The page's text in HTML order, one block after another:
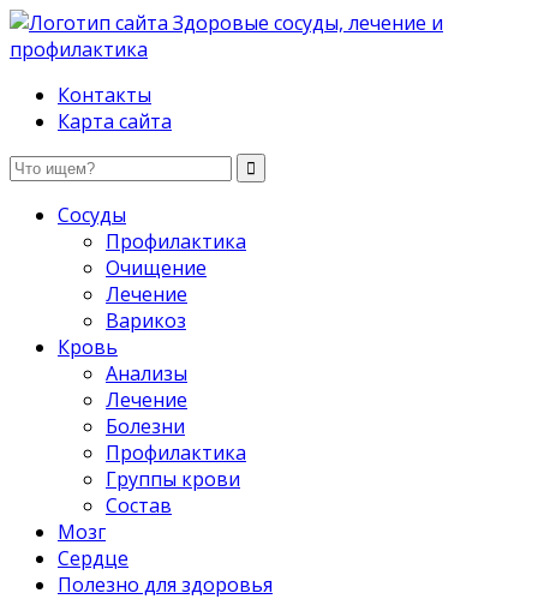
Здоровые сосуды, лечение и профилактика
Контакты
Карта сайта
Сосуды
Профилактика
Очищение
Лечение
Варикоз
Кровь
Анализы
Лечение
Болезни
Профилактика
Группы крови
Состав
Мозг
Сердце
Полезно для здоровья